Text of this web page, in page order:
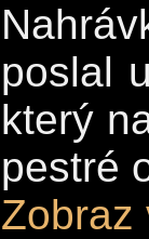
poslal
který
pestré
Zobraz